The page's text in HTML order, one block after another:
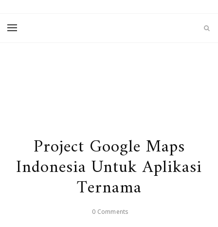
Project Google Maps
Indonesia Untuk Aplikasi
Ternama
0 Comments